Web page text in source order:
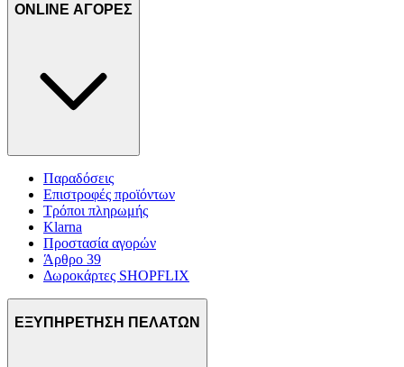
ONLINE ΑΓΟΡΕΣ
Παραδόσεις
Επιστροφές προϊόντων
Τρόποι πληρωμής
Klarna
Προστασία αγορών
Άρθρο 39
Δωροκάρτες SHOPFLIX
ΕΞΥΠΗΡΕΤΗΣΗ ΠΕΛΑΤΩΝ